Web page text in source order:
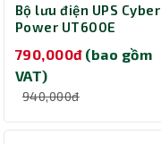
Bộ lưu điện UPS Cyber
Power UT600E
790,000đ (bao gồm
VAT)
940,000đ